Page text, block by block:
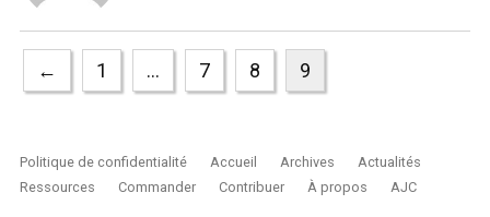
← 1 … 7 8 9
Politique de confidentialité Accueil Archives
Actualités
Ressources
Commander Contribuer À propos AJC